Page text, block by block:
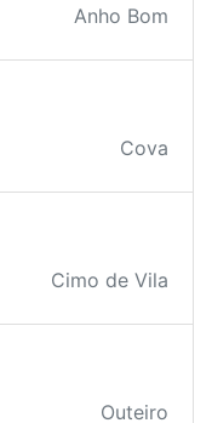
Anho Bom
Cova
Cimo de Vila
Outeiro